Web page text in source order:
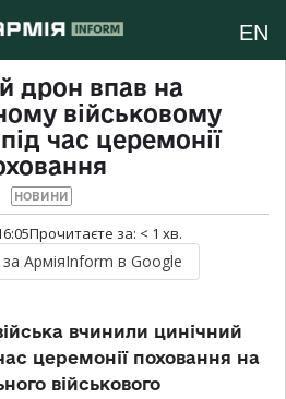
EN
дрон впав на
військовому
час церемонії
НОВИНИ
Прочитаєте за: < 1 хв.
за АрміяInform в Google
вчинили цинічний
церемонії поховання на
військового